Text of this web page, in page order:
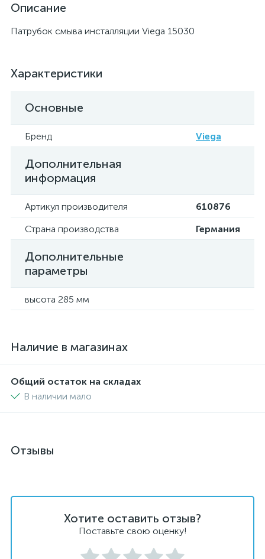
Описание
Патрубок смыва инсталляции Viega 15030
Характеристики
Основные
Бренд Viega
Дополнительная
информация
Артикул производителя
610876
Страна производства
Германия
Дополнительные
параметры
высота 285 мм
Наличие в магазинах
Общий остаток на складах
В наличии мало
Отзывы
Хотите оставить отзыв?
Поставьте свою оценку!